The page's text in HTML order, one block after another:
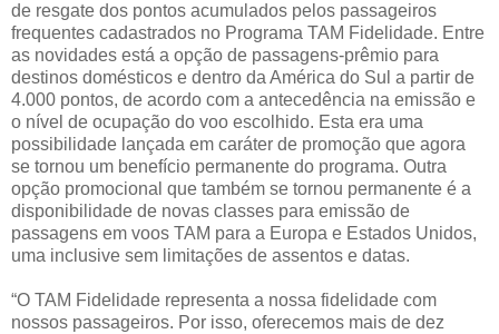
de resgate dos pontos acumulados pelos passageiros
frequentes cadastrados no Programa TAM Fidelidade. Entre
as novidades está a opção de passagens-prêmio para
destinos domésticos e dentro da América do Sul a partir de
4.000 pontos, de acordo com a antecedência na emissão e
o nível de ocupação do voo escolhido. Esta era uma
possibilidade lançada em caráter de promoção que agora
se tornou um benefício permanente do programa. Outra
opção promocional que também se tornou permanente é a
disponibilidade de novas classes para emissão de
passagens em voos TAM para a Europa e Estados Unidos,
uma inclusive sem limitações de assentos e datas.
“O TAM Fidelidade representa a nossa fidelidade com
nossos passageiros. Por isso, oferecemos mais de dez